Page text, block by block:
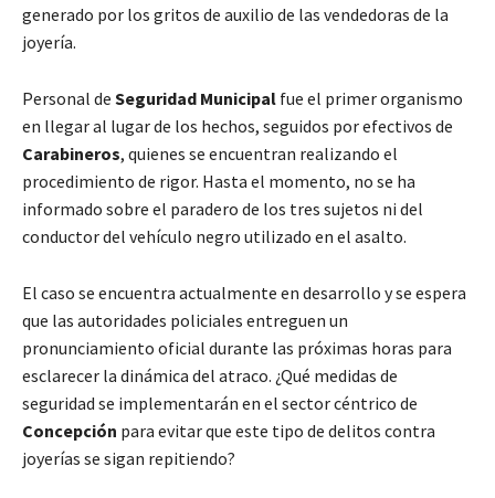
generado por los gritos de auxilio de las vendedoras de la
joyería.
Personal de Seguridad Municipal fue el primer organismo
en llegar al lugar de los hechos, seguidos por efectivos de
Carabineros, quienes se encuentran realizando el
procedimiento de rigor. Hasta el momento, no se ha
informado sobre el paradero de los tres sujetos ni del
conductor del vehículo negro utilizado en el asalto.
El caso se encuentra actualmente en desarrollo y se espera
que las autoridades policiales entreguen un
pronunciamiento oficial durante las próximas horas para
esclarecer la dinámica del atraco. ¿Qué medidas de
seguridad se implementarán en el sector céntrico de
Concepción para evitar que este tipo de delitos contra
joyerías se sigan repitiendo?